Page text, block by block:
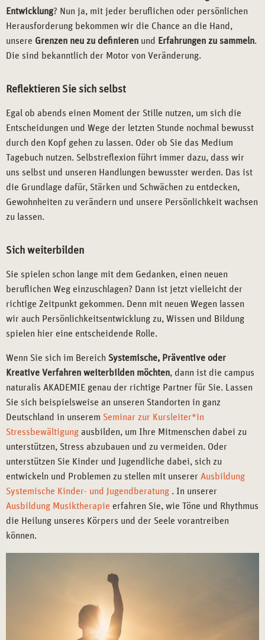
Entwicklung? Nun ja, mit jeder beruflichen oder persönlichen
Herausforderung bekommen wir die Chance an die Hand,
unsere Grenzen neu zu definieren und Erfahrungen zu sammeln.
Die sind bekanntlich der Motor von Veränderung.
Reflektieren Sie sich selbst
Egal ob abends einen Moment der Stille nutzen, um sich die
Entscheidungen und Wege der letzten Stunde nochmal bewusst
durch den Kopf gehen zu lassen. Oder ob Sie das Medium
Tagebuch nutzen. Selbstreflexion führt immer dazu, dass wir
uns selbst und unseren Handlungen bewusster werden. Das ist
die Grundlage dafür, Stärken und Schwächen zu entdecken,
Gewohnheiten zu verändern und unsere Persönlichkeit wachsen
zu lassen.
Sich weiterbilden
Sie spielen schon lange mit dem Gedanken, einen neuen
beruflichen Weg einzuschlagen? Dann ist jetzt vielleicht der
richtige Zeitpunkt gekommen. Denn mit neuen Wegen lassen
wir auch Persönlichkeitsentwicklung zu, Wissen und Bildung
spielen hier eine entscheidende Rolle.
Wenn Sie sich im Bereich Systemische, Präventive oder
Kreative Verfahren weiterbilden möchten, dann ist die campus
naturalis AKADEMIE genau der richtige Partner für Sie. Lassen
Sie sich beispielsweise an unseren Standorten in ganz
Deutschland in unserem Seminar zur Kursleiter*in
Stressbewältigung ausbilden, um Ihre Mitmenschen dabei zu
unterstützen, Stress abzubauen und zu vermeiden. Oder
unterstützen Sie Kinder und Jugendliche dabei, sich zu
entwickeln und Problemen zu stellen mit unserer Ausbildung
Systemische Kinder- und Jugendberatung . In unserer
Ausbildung Musiktherapie erfahren Sie, wie Töne und Rhythmus
die Heilung unseres Körpers und der Seele vorantreiben
können.